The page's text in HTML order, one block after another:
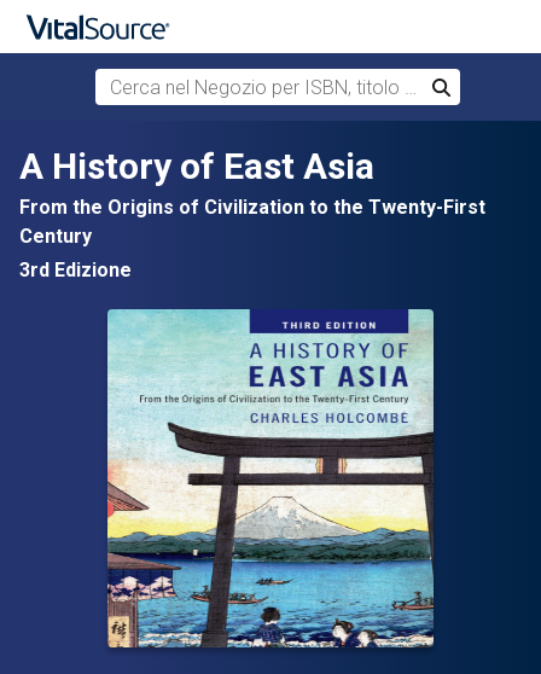
Passa al contenuto principale
Cerca nel Negozio per ISBN, titolo o autore
Cerca
A History of East Asia
From the Origins of Civilization to the Twenty-First
Century
3rd Edizione